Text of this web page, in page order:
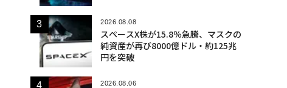
2026.08.08
スペースX株が15.8％急騰、マスクの
純資産が再び8000億ドル・約125兆
円を突破
2026.08.06